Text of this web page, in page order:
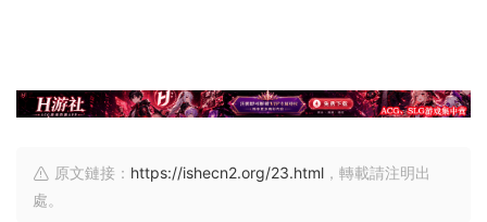
原文鏈接： https://ishecn2.org/23.html ，轉載請注明出
處。